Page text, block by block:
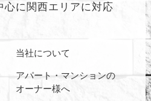
心に 関西エリアに対応
当社について
アパート・マンションの
オーナー様へ